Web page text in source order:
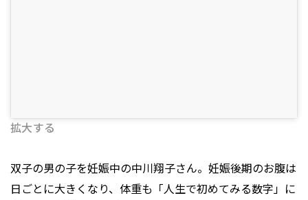
拡大する
双子の男の子を妊娠中の中川翔子さん。妊娠後期のお腹は
日ごとに大きくなり、体重も「人生で初めてみる数字」に